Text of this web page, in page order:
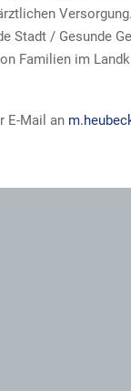
Stadt / Gesunde
Familien im
E-Mail an